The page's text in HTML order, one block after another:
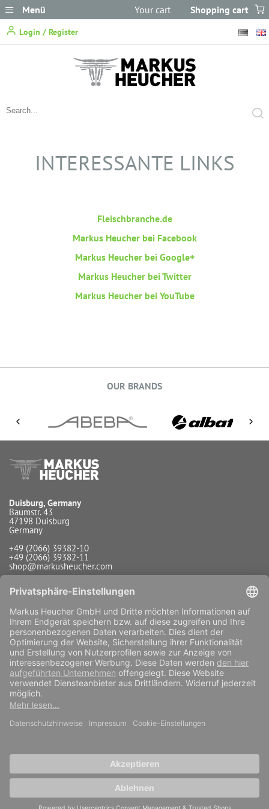
Menü
Login / Register
Shopping cart
Your cart
contain any items.
INTERESSANTE LINKS
Fleischbranche.de
Markus Heucher bei Facebook
Markus Heucher bei Google+
Markus Heucher bei Twitter
Markus Heucher bei YouTube
OUR BRANDS
Duisburg, Germany
Baumstr. 43
47198 Duisburg
Germany
+49 (2066) 39382-10
+49 (2066) 39382-11
shop@markusheucher.com
Info / Service
Payment
Shipping
Vertrag widerrufen